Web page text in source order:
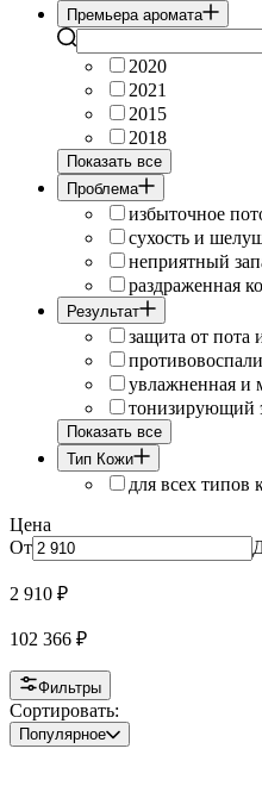
Премьера аромата
2020
2021
2015
2018
Показать все
Проблема
избыточное
сухость и
неприятный
раздраженная
Результат
защита от пота
увлажненная и
тонизирующий
Показать все
Тип Кожи
для всех типов
Цена
От
2 910 ₽
102 366 ₽
Фильтры
Сортировать:
Популярное